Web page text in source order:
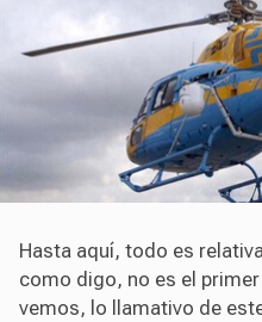
Hasta aquí, todo es
como digo, no es el
vemos, lo llamativo de